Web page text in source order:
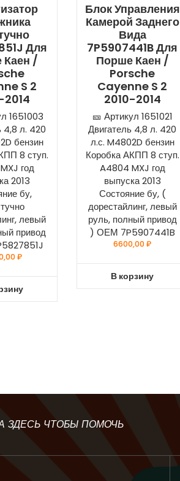
Для
/
S 2
2014
1651003
4,8 л. 420
бензин
8 ступ.
год
2013
бу,
левый
привод
₽
Блок Управления
Камерой Заднего
Вида
7P5907441B Для
Порше Каен /
Porsche
Cayenne S 2
2010-2014
🎫 Артикул 1651021
Двигатель 4,8 л. 420
л.с. M4802D бензин
Коробка АКПП 8 ступ.
A4804 MXJ год
выпуска 2013
Состояние бу, (
дорестайлинг, левый
руль, полный привод
) ОЕМ 7P5907441B
6600,00₽
В корзину
ЗДЕСЬ ЧТОБЫ ПОМОЧЬ